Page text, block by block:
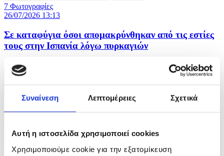
Συναίνεση Λεπτομέρειες Σχετικά
Αυτή η ιστοσελίδα χρησιμοποιεί cookies
Χρησιμοποιούμε cookie για την εξατομίκευση
7 Φωτογραφίες
26/07/2026 13:13
Σε καταφύγια όσοι απομακρύνθηκαν από τις εστίες
τους στην Ισπανία λόγω πυρκαγιών
ID: 10659508